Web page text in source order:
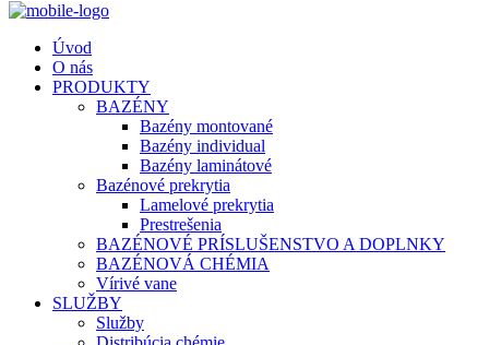
Úvod
O nás
PRODUKTY
BAZÉNY
Bazény montované
Bazény individual
Bazény laminátové
Bazénové prekrytia
Lamelové prekrytia
Prestrešenia
BAZÉNOVÉ PRÍSLUŠENSTVO A DOPLNKY
BAZÉNOVÁ CHÉMIA
Vírivé vane
SLUŽBY
Služby